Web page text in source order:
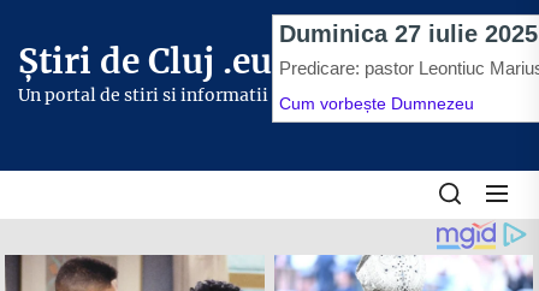
content
Știri de Cluj .eu
Un portal de stiri si informatii